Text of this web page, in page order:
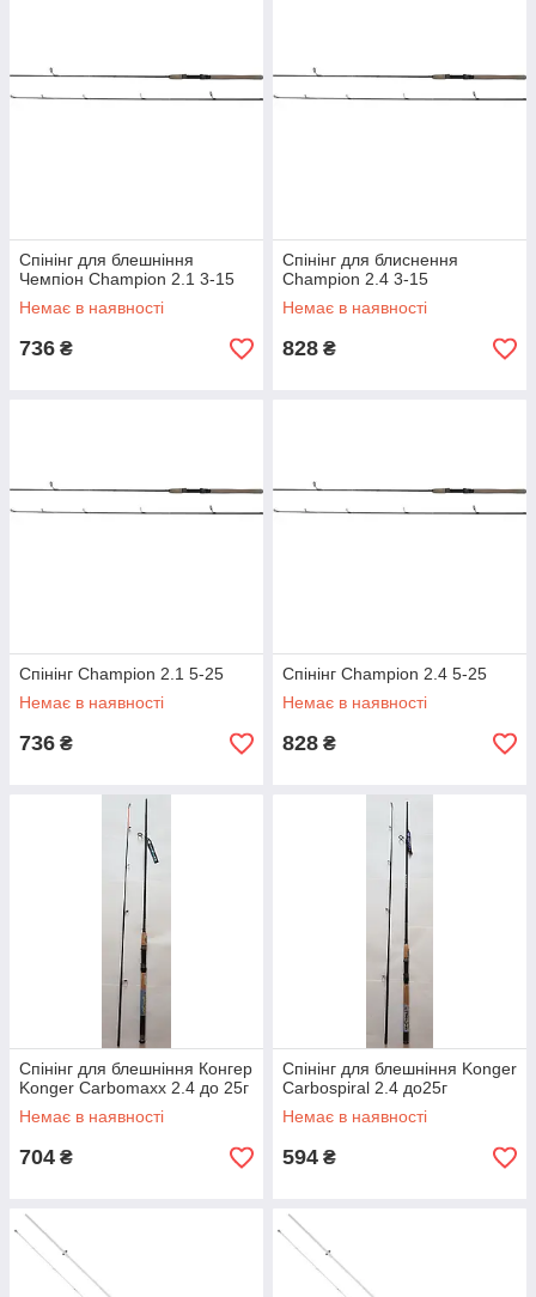
Спінінг для блешніння
Чемпіон Champion 2.1 3-15
Немає в наявності
736 ₴
Спінінг для блиснення
Champion 2.4 3-15
Немає в наявності
828 ₴
Спінінг Champion 2.1 5-25
Немає в наявності
736 ₴
Спінінг Champion 2.4 5-25
Немає в наявності
828 ₴
Спінінг для блешніння Конгер
Konger Carbomaxx 2.4 до 25г
Немає в наявності
704 ₴
Спінінг для блешніння Konger
Carbospiral 2.4 до25г
Немає в наявності
594 ₴